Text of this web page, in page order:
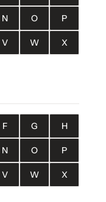
N O P
V W X
F G H
N O P
V W X